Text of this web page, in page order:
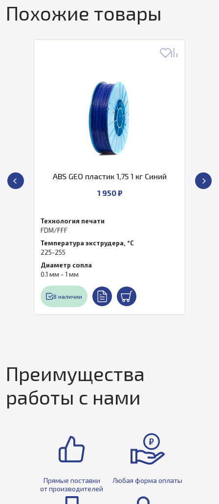
Похожие товары
ABS GEO пластик 1,75 1 кг Синий
1 950 ₽
Технология печати
FDM/FFF
Температура экструдера, °C
225-255
Диаметр сопла
0.1 мм - 1 мм
В наличии
Преимущества
работы с нами
Прямые поставки
от производителей
Любая форма оплаты